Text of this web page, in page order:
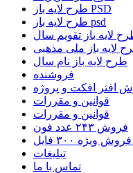
طرح لایه باز PSD
طرح لایه باز psd
لایه باز تقویم سال
لایه باز ملی مذهبی
طرح لایه باز نام سال
فروشنده
افتر افکت و پروژه
قوانین و مقررات
قوانین و مقررات
فروش ۲۴۳ عدد فون
تبلیغات
تماس با ما